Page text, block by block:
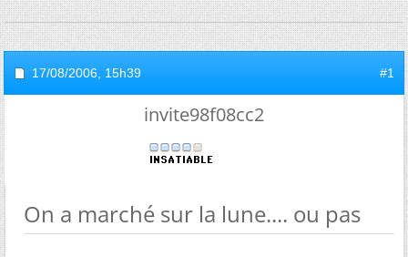
17/08/2006, 15h39 #1
invite98f08cc2
On a marché sur la lune.... ou pas